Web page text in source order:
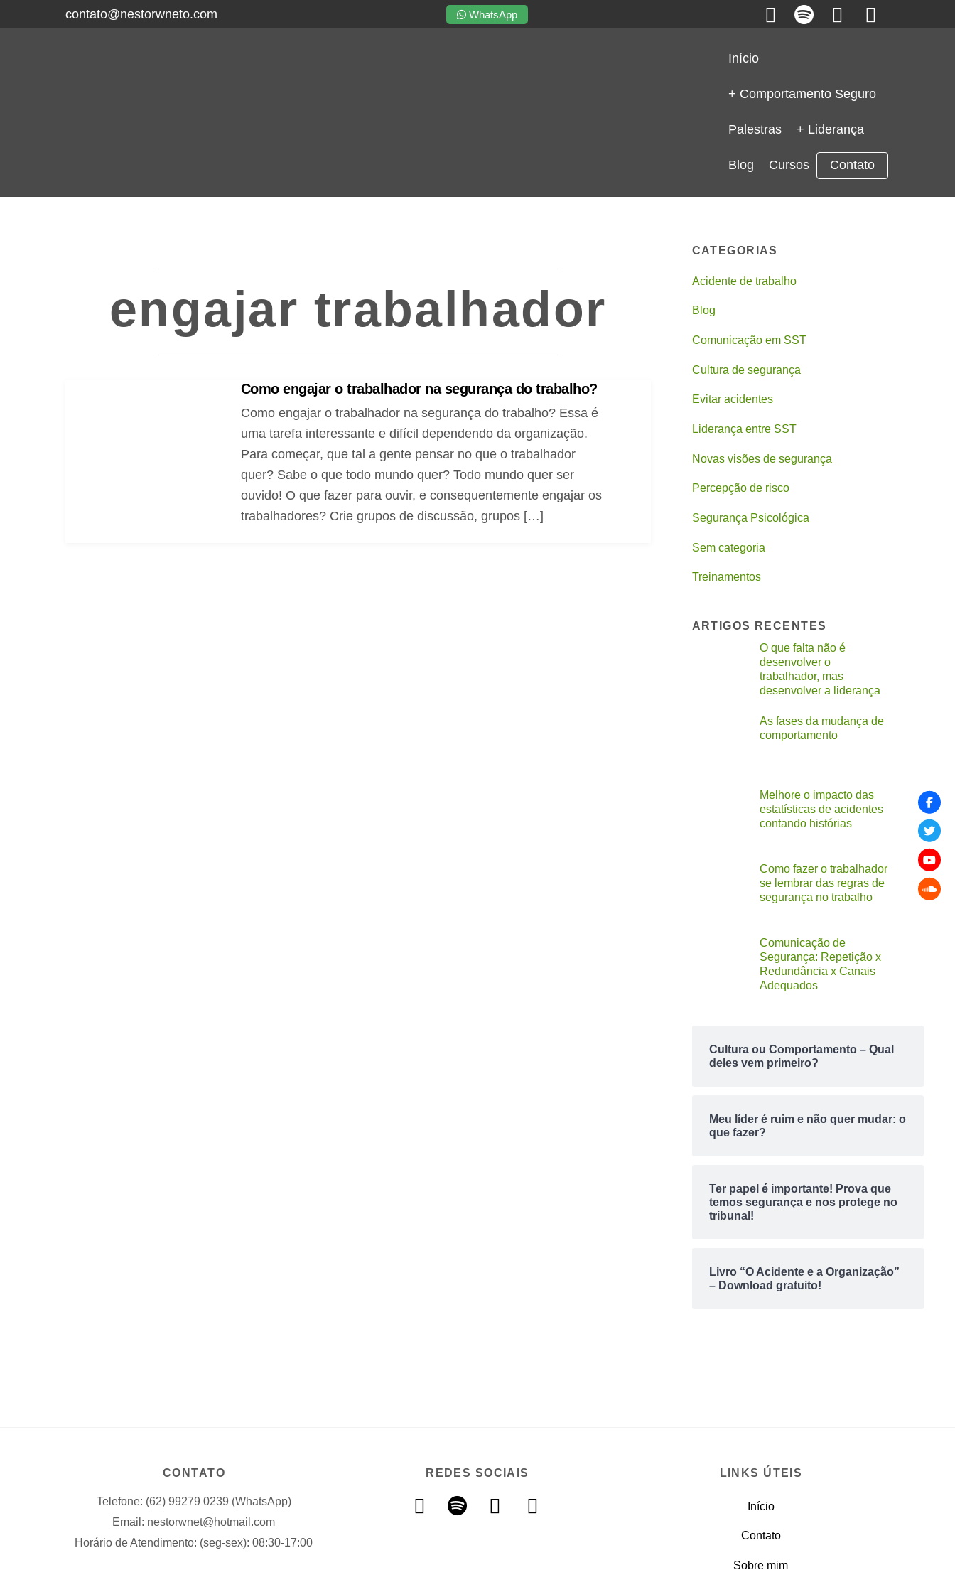
contato@nestorwneto.com WhatsApp
Início
+ Comportamento Seguro
Palestras + Liderança
Blog Cursos Contato
engajar trabalhador
Como engajar o trabalhador na segurança do trabalho?
Como engajar o trabalhador na segurança do trabalho? Essa é
uma tarefa interessante e difícil dependendo da organização.
Para começar, que tal a gente pensar no que o trabalhador
quer? Sabe o que todo mundo quer? Todo mundo quer ser
ouvido! O que fazer para ouvir, e consequentemente engajar os
trabalhadores? Crie grupos de discussão, grupos […]
CATEGORIAS
Acidente de trabalho
Blog
Comunicação em SST
Cultura de segurança
Evitar acidentes
Liderança entre SST
Novas visões de segurança
Percepção de risco
Segurança Psicológica
Sem categoria
Treinamentos
ARTIGOS RECENTES
O que falta não é
desenvolver o
trabalhador, mas
desenvolver a liderança
As fases da mudança de
comportamento
Melhore o impacto das
estatísticas de acidentes
contando histórias
Como fazer o trabalhador
se lembrar das regras de
segurança no trabalho
Comunicação de
Segurança: Repetição x
Redundância x Canais
Adequados
Cultura ou Comportamento – Qual
deles vem primeiro?
Meu líder é ruim e não quer mudar: o
que fazer?
Ter papel é importante! Prova que
temos segurança e nos protege no
tribunal!
Livro “O Acidente e a Organização”
– Download gratuito!
CONTATO
Telefone: (62) 99279 0239 (WhatsApp)
Email: nestorwnet@hotmail.com
Horário de Atendimento: (seg-sex): 08:30-17:00
REDES SOCIAIS LINKS ÚTEIS
Início
Contato
Sobre mim